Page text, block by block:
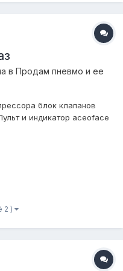
в Продам пневмо и ее
блок клапанов
и индикатор aceoface
Стойти от админа бу
2 )